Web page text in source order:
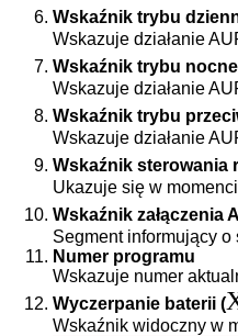
Wskaźnik trybu
Wskazuje działanie
Wskaźnik trybu
Wskazuje działanie
Wskaźnik trybu
Wskazuje działanie
Wskaźnik sterowania
Ukazuje się w
Wskaźnik załączenia
Segment informujący
Numer programu
Wskazuje numer
Wyczerpanie baterii (
Wskaźnik widoczny w